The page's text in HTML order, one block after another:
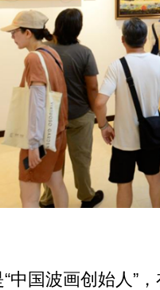
中国波画创始人”